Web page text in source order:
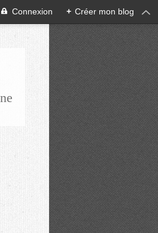
Connexion + Créer mon blog